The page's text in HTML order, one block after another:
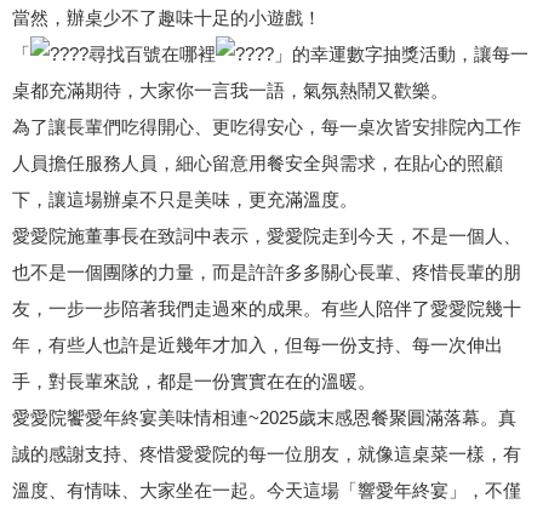
當然，辦桌少不了趣味十足的小遊戲！
「
尋找百號在哪裡
」的幸運數字抽獎活動，讓每一
桌都充滿期待，大家你一言我一語，氣氛熱鬧又歡樂。
為了讓長輩們吃得開心、更吃得安心，每一桌次皆安排院內工作
人員擔任服務人員，細心留意用餐安全與需求，在貼心的照顧
下，讓這場辦桌不只是美味，更充滿溫度。
愛愛院施董事長在致詞中表示，愛愛院走到今天，不是一個人、
也不是一個團隊的力量，而是許許多多關心長輩、疼惜長輩的朋
友，一步一步陪著我們走過來的成果。有些人陪伴了愛愛院幾十
年，有些人也許是近幾年才加入，但每一份支持、每一次伸出
手，對長輩來說，都是一份實實在在的溫暖。
愛愛院饗愛年終宴美味情相連~2025歲末感恩餐聚圓滿落幕。真
誠的感謝支持、疼惜愛愛院的每一位朋友，就像這桌菜一樣，有
溫度、有情味、大家坐在一起。今天這場「響愛年終宴」，不僅